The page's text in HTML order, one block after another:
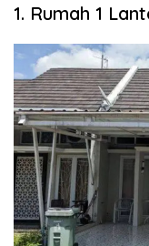
1. Rumah 1